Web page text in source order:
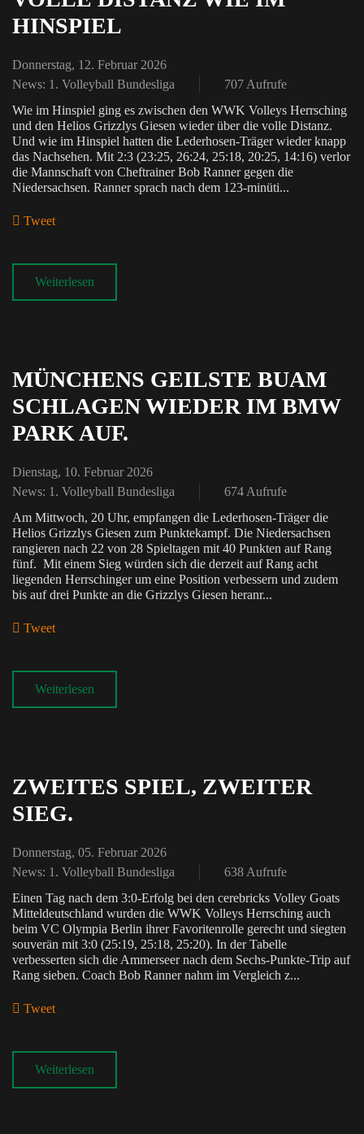
HINSPIEL
Donnerstag, 12. Februar 2026
News: 1. Volleyball Bundesliga
707 Aufrufe
Wie im Hinspiel ging es zwischen den WWK Volleys Herrsching
und den Helios Grizzlys Giesen wieder über die volle Distanz.
Und wie im Hinspiel hatten die Lederhosen-Träger wieder knapp
das Nachsehen. Mit 2:3 (23:25, 26:24, 25:18, 20:25, 14:16) verlor
die Mannschaft von Cheftrainer Bob Ranner gegen die
Niedersachsen. Ranner sprach nach dem 123-minüti...
Tweet
Weiterlesen
MÜNCHENS GEILSTE BUAM
SCHLAGEN WIEDER IM BMW
PARK AUF.
Dienstag, 10. Februar 2026
News: 1. Volleyball Bundesliga
674 Aufrufe
Am Mittwoch, 20 Uhr, empfangen die Lederhosen-Träger die
Helios Grizzlys Giesen zum Punktekampf. Die Niedersachsen
rangieren nach 22 von 28 Spieltagen mit 40 Punkten auf Rang
fünf. Mit einem Sieg würden sich die derzeit auf Rang acht
liegenden Herrschinger um eine Position verbessern und zudem
bis auf drei Punkte an die Grizzlys Giesen heranr...
Tweet
Weiterlesen
ZWEITES SPIEL, ZWEITER
SIEG.
Donnerstag, 05. Februar 2026
News: 1. Volleyball Bundesliga
638 Aufrufe
Einen Tag nach dem 3:0-Erfolg bei den cerebricks Volley Goats
Mitteldeutschland wurden die WWK Volleys Herrsching auch
beim VC Olympia Berlin ihrer Favoritenrolle gerecht und siegten
souverän mit 3:0 (25:19, 25:18, 25:20). In der Tabelle
verbesserten sich die Ammerseer nach dem Sechs-Punkte-Trip auf
Rang sieben. Coach Bob Ranner nahm im Vergleich z...
Tweet
Weiterlesen